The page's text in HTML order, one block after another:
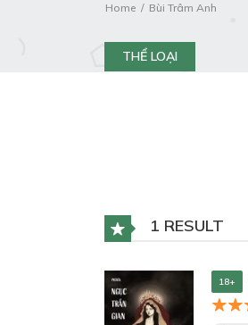
Home Bùi Trâm Anh
THỂ LOẠI
1 RESULT
18+